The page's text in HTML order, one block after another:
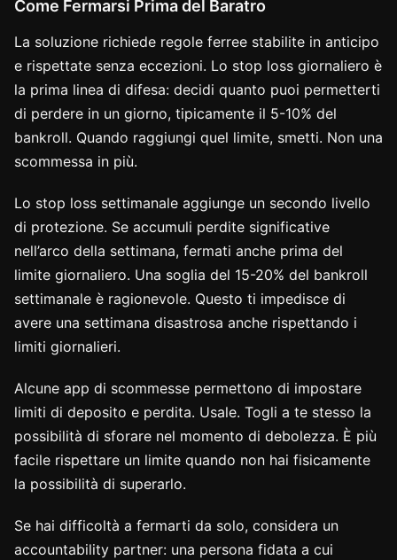
Come Fermarsi Prima del Baratro
La soluzione richiede regole ferree stabilite in anticipo
e rispettate senza eccezioni. Lo stop loss giornaliero è
la prima linea di difesa: decidi quanto puoi permetterti
di perdere in un giorno, tipicamente il 5-10% del
bankroll. Quando raggiungi quel limite, smetti. Non una
scommessa in più.
Lo stop loss settimanale aggiunge un secondo livello
di protezione. Se accumuli perdite significative
nell’arco della settimana, fermati anche prima del
limite giornaliero. Una soglia del 15-20% del bankroll
settimanale è ragionevole. Questo ti impedisce di
avere una settimana disastrosa anche rispettando i
limiti giornalieri.
Alcune app di scommesse permettono di impostare
limiti di deposito e perdita. Usale. Togli a te stesso la
possibilità di sforare nel momento di debolezza. È più
facile rispettare un limite quando non hai fisicamente
la possibilità di superarlo.
Se hai difficoltà a fermarti da solo, considera un
accountability partner: una persona fidata a cui